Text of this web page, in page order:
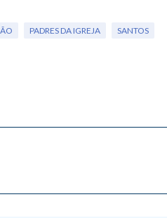
PADRES DA IGREJA SANTOS